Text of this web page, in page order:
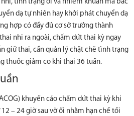
nhi, tình trạng ối và nhiễm khuẩn mà bác
dạ tự nhiên hay khởi phát chuyển dạ
hợp có đầy đủ cơ sở trưởng thành
nhi ra ngoài, chấm dứt thai kỳ ngay
giữ thai, cần quản lý chặt chẽ tình trạng
thuốc giảm co khi thai 36 tuần.
khuyến cáo chấm dứt thai kỳ khi
– 24 giờ sau vỡ ối nhằm hạn chế tối